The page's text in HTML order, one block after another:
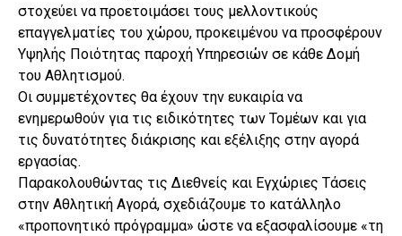
στοχεύει να προετοιμάσει τους μελλοντικούς
επαγγελματίες του χώρου, προκειμένου να προσφέρουν
Υψηλής Ποιότητας παροχή Υπηρεσιών σε κάθε Δομή
του Αθλητισμού.
Οι συμμετέχοντες θα έχουν την ευκαιρία να
ενημερωθούν για τις ειδικότητες των Τομέων και για
τις δυνατότητες διάκρισης και εξέλιξης στην αγορά
εργασίας.
Παρακολουθώντας τις Διεθνείς και Εγχώριες Τάσεις
στην Αθλητική Αγορά, σχεδιάζουμε το κατάλληλο
«προπονητικό πρόγραμμα» ώστε να εξασφαλίσουμε «τη